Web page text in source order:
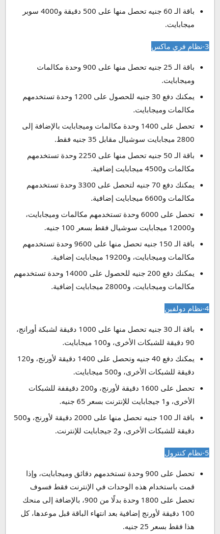
باقة الـ 60 جنيه تحصل منها على 500 دقيقة و4000 سوبر
ميجابايت.
3-نظام فري ماكس
باقة الـ 25 جنيه تحصل منها على 900 وحدة مكالمات
وميجابايت.
يمكنك دفع 30 جنيه للحصول على 1200 وحدة تستخدمهم
مكالمات وميجابايت.
تحصل على 1400 وحدة مكالمات وميجابايت بالإضافة إلى
2800 ميجابايت سوشيال مقابل 35 جنيه فقط.
باقة الـ 50 جنيه تحصل منها على 2250 وحدة تستخدمهم
مكالمات و4500 ميجابايت إضافية.
يمكنك دفع 70 جنيه لتحصل على 3300 وحدة تستخدمهم
مكالمات و6600 ميجابايت إضافية.
تحصل على 6000 وحدة تستخدمهم مكالمات وميجابايت،
و12000 ميجابايت سوشيال فقط بسعر 100 جنيه.
باقة الـ 150 جنيه تحصل منها على 9600 وحدة تستخدمهم
مكالمات وميجابايت، و19200 ميجابايت إضافية.
يمكنك دفع 200 جنيه للحصول على 14000 وحدة تستخدمهم
مكالمات وميجابايت، و28000 ميجابايت إضافية.
4-نظام دولفين
باقة الـ 30 جنيه تحصل منها على 1000 دقيقة لشبكة أورانج،
90 دقيقة للشبكات الأخرى، و100 ميجابايت.
يمكنك دفع 40 جنيه وتحصل على 1400 دقيقة لأورنج، و120
دقيقة للشبكات الأخرى، و500 ميجابايت.
تحصل على 1600 دقيقة لأورنج، و200 دقيقفة للشبكات
الأخرى، و1 جيجابايت للإنترنت بسعر 65 جنيه.
باقة الـ 100 جنيه تحصل منها على 2000 دقيقة لأورنج، و500
دقيقة للشبكات الأخرى، و2 جيجابايت للإنترنت.
5-نظام كنترول
تحصل على 900 وحدة تستخدمهم دقائق وميجابايت، وإذا
قمت باستخدام هذه الوحدات في الإنترنت فقط فسوف
تحصل على 1800 وحدة بدلًا من 900، بالإضافة إلى منحك
100 دقيقة لأورنج إضافية بعد انتهاء الباقة قبل موعدها، كل
هذا فقط بسعر 25 جنيه.